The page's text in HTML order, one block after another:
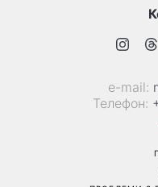
«Все гірше й гірше»: Надя
Дорофєєва розповіла про